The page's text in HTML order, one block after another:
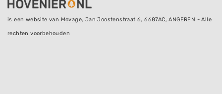
is een website van Movage, Jan Joostenstraat 6, 6687AC, ANGEREN - Alle
rechten voorbehouden